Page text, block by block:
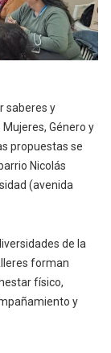
saberes y
Género y
propuestas se
Nicolás
(avenida
de la
forman
físico,
y